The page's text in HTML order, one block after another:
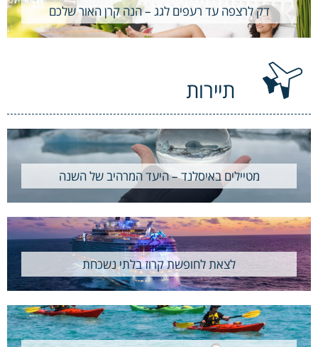
דק לרצפה עד רעפים לגג – הנה קרן האור שלכם
תיירות
מטיילים באיסלנד – היעד המרהיב של השנה
לצאת לחופשת קרוז בלתי נשכחת